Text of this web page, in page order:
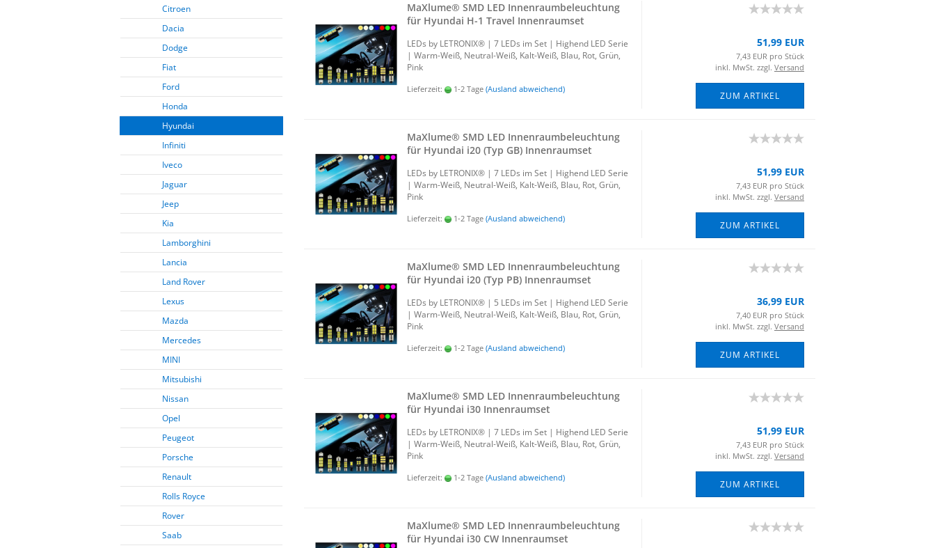
MaXlu­me® SMD LED In­nen­raum­be­leuch­tung
für Hyundai H-1 Tra­vel In­nen­ra­um­set
LEDs by LE­TRO­NIX® | 7 LEDs im Set | Hig­h­end LED Serie
| Warm-​Weiß, Neutral-​Weiß, Kalt-​Weiß, Blau, Rot, Grün,
Pink
Lieferzeit: 1-2 Tage (Ausland abweichend)
51,99 EUR
7,43 EUR pro Stück
inkl. MwSt. zzgl. Versand
ZUM ARTIKEL
MaXlu­me® SMD LED In­nen­raum­be­leuch­tung
für Hyundai i20 (Typ GB) In­nen­ra­um­set
LEDs by LE­TRO­NIX® | 7 LEDs im Set | Hig­h­end LED Serie
| Warm-​Weiß, Neutral-​Weiß, Kalt-​Weiß, Blau, Rot, Grün,
Pink
Lieferzeit: 1-2 Tage (Ausland abweichend)
51,99 EUR
7,43 EUR pro Stück
inkl. MwSt. zzgl. Versand
ZUM ARTIKEL
MaXlu­me® SMD LED In­nen­raum­be­leuch­tung
für Hyundai i20 (Typ PB) In­nen­ra­um­set
LEDs by LE­TRO­NIX® | 5 LEDs im Set | Hig­h­end LED Serie
| Warm-​Weiß, Neutral-​Weiß, Kalt-​Weiß, Blau, Rot, Grün,
Pink
Lieferzeit: 1-2 Tage (Ausland abweichend)
36,99 EUR
7,40 EUR pro Stück
inkl. MwSt. zzgl. Versand
ZUM ARTIKEL
MaXlu­me® SMD LED In­nen­raum­be­leuch­tung
für Hyundai i30 In­nen­ra­um­set
LEDs by LE­TRO­NIX® | 7 LEDs im Set | Hig­h­end LED Serie
| Warm-​Weiß, Neutral-​Weiß, Kalt-​Weiß, Blau, Rot, Grün,
Pink
Lieferzeit: 1-2 Tage (Ausland abweichend)
51,99 EUR
7,43 EUR pro Stück
inkl. MwSt. zzgl. Versand
ZUM ARTIKEL
MaXlu­me® SMD LED In­nen­raum­be­leuch­tung
für Hyundai i30 CW In­nen­ra­um­set
Citroen
Dacia
Dodge
Fiat
Ford
Honda
Hyundai
Infiniti
Iveco
Jaguar
Jeep
Kia
Lamborghini
Lancia
Land Rover
Lexus
Mazda
Mercedes
MINI
Mitsubishi
Nissan
Opel
Peugeot
Porsche
Renault
Rolls Royce
Rover
Saab